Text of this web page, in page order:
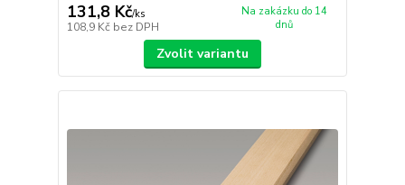
131,8 Kč/ks
108,9 Kč bez DPH
Na zakázku do 14
dnů
Zvolit variantu